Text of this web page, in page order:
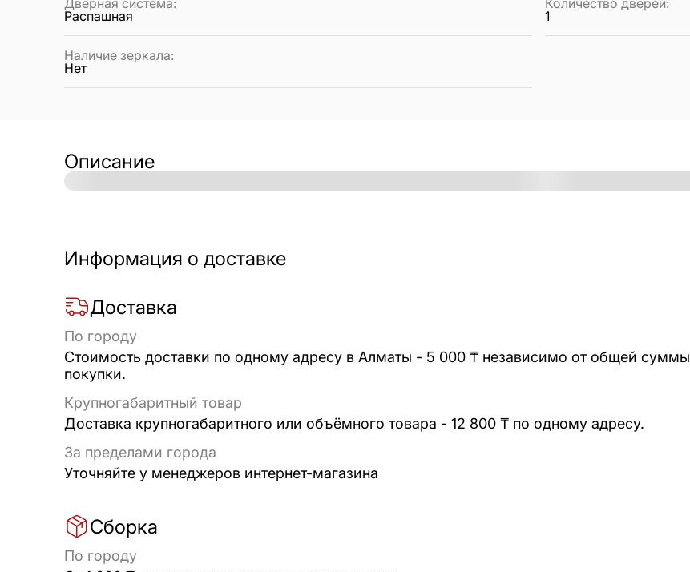
Дверная система:
Распашная
Количество дверей:
1
Наличие зеркала:
Нет
Описание
Информация о доставке
Доставка
По городу
Стоимость доставки по одному адресу в Алматы - 5 000 ₸ независимо от общей суммы
покупки.
Крупногабаритный товар
Доставка крупногабаритного или объёмного товара - 12 800 ₸ по одному адресу.
За пределами города
Уточняйте у менеджеров интернет-магазина
Сборка
По городу